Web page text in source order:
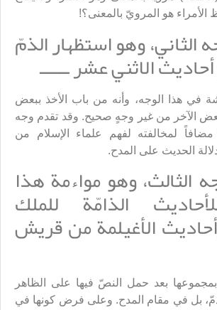
هو المرويّ بالمعنى؟!
الثاني، وهو استظهار الذمّ
الاثني عشر ــــــ
في هذا الوجه، وأنه من باب الأخذ ببعض
الآخر من غير وجهٍ صحيح. وقد تقدم وجه
مضافاً لمخالفته لفهم علماء الإسلام من
الحديث على المدح.
الثالث، وهو مواءمة هذا
الذامّة للملك
الأغيلمة من قريش
بعد حمل النصّ فيها على الظاهر
بل في مقام المدح. وعلى فرض كونها في